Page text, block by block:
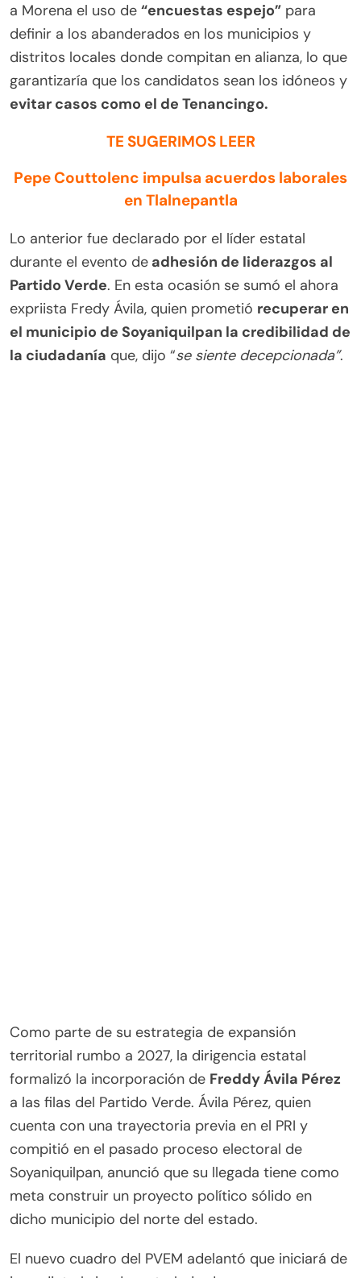
a Morena el uso de “encuestas espejo” para
definir a los abanderados en los municipios y
distritos locales donde compitan en alianza, lo que
garantizaría que los candidatos sean los idóneos y
evitar casos como el de Tenancingo.
TE SUGERIMOS LEER
Pepe Couttolenc impulsa acuerdos laborales
en Tlalnepantla
Lo anterior fue declarado por el líder estatal
durante el evento de adhesión de liderazgos al
Partido Verde. En esta ocasión se sumó el ahora
expriista Fredy Ávila, quien prometió recuperar en
el municipio de Soyaniquilpan la credibilidad de
la ciudadanía que, dijo “se siente decepcionada”.
Como parte de su estrategia de expansión
territorial rumbo a 2027, la dirigencia estatal
formalizó la incorporación de Freddy Ávila Pérez
a las filas del Partido Verde. Ávila Pérez, quien
cuenta con una trayectoria previa en el PRI y
compitió en el pasado proceso electoral de
Soyaniquilpan, anunció que su llegada tiene como
meta construir un proyecto político sólido en
dicho municipio del norte del estado.
El nuevo cuadro del PVEM adelantó que iniciará de